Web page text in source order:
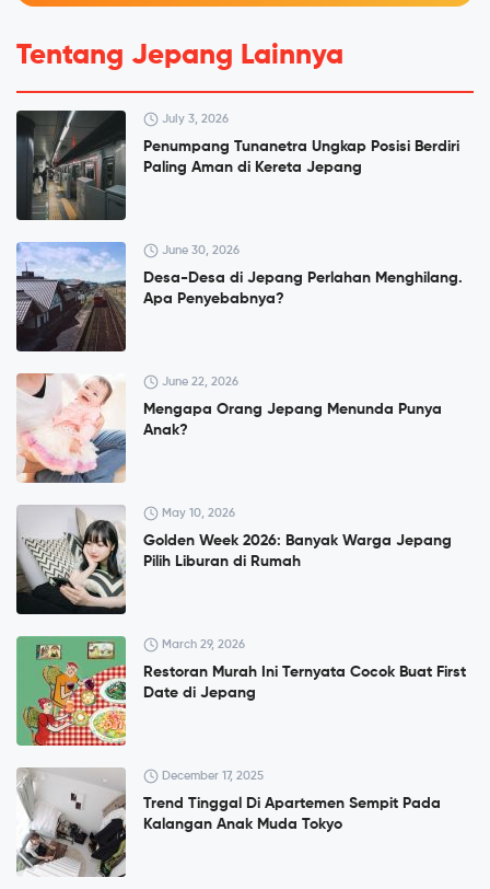
Tentang Jepang Lainnya
July 3, 2026
Penumpang Tunanetra Ungkap Posisi Berdiri
Paling Aman di Kereta Jepang
June 30, 2026
Desa-Desa di Jepang Perlahan Menghilang.
Apa Penyebabnya?
June 22, 2026
Mengapa Orang Jepang Menunda Punya
Anak?
May 10, 2026
Golden Week 2026: Banyak Warga Jepang
Pilih Liburan di Rumah
March 29, 2026
Restoran Murah Ini Ternyata Cocok Buat First
Date di Jepang
December 17, 2025
Trend Tinggal Di Apartemen Sempit Pada
Kalangan Anak Muda Tokyo